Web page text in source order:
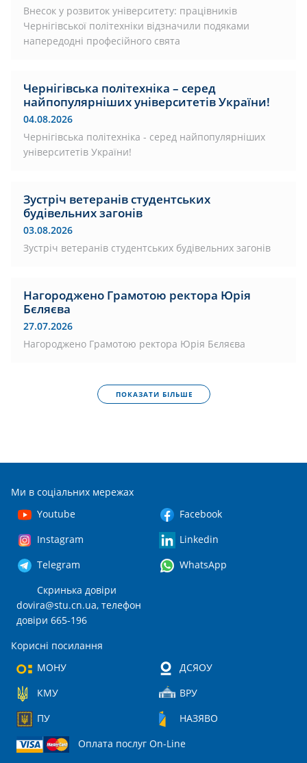
Внесок у розвиток університету: працівників
Чернігівської політехніки відзначили подяками
напередодні професійного свята
Чернігівська політехніка – серед
найпопулярніших університетів України!
04.08.2026
Чернігівська політехніка - серед найпопулярніших
університетів України!
Зустріч ветеранів студентських
будівельних загонів
03.08.2026
Зустріч ветеранів студентських будівельних загонів
Нагороджено Грамотою ректора Юрія
Бєляєва
27.07.2026
Нагороджено Грамотою ректора Юрія Бєляєва
ПОКАЗАТИ БІЛЬШЕ
Ми в соціальних мережах
Youtube
Facebook
Instagram
Linkedin
Telegram
WhatsApp
Скринька довіри
dovira@stu.cn.ua, телефон
довіри 665-196
Корисні посилання
МОНУ
ДСЯОУ
КМУ
ВРУ
ПУ
НАЗЯВО
Оплата послуг On-Line